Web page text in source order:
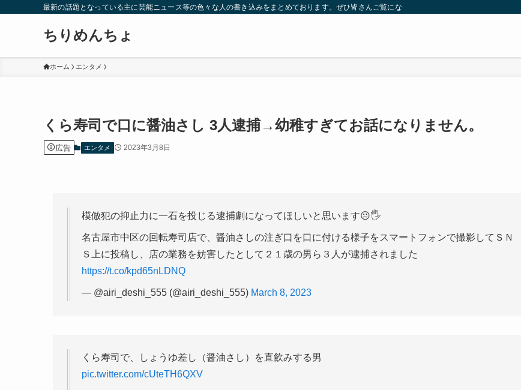
最新の話題となっている主に芸能ニュース等の色々な人の書き込みをまとめております。ぜひ皆さんご覧になっていってください。
ちりめんちょ
ホーム エンタメ
くら寿司で口に醤油さし 3人逮捕→幼稚すぎてお話になりません。
広告 エンタメ 2023年3月8日
模倣犯の抑止力に一石を投じる逮捕劇になってほしいと思います😐🖐
名古屋市中区の回転寿司店で、醤油さしの注ぎ口を口に付ける様子をスマートフォンで撮影してＳＮ
Ｓ上に投稿し、店の業務を妨害したとして２１歳の男ら３人が逮捕されました
https://t.co/kpd65nLDNQ
— @airi_deshi_555 (@airi_deshi_555) March 8, 2023
くら寿司で、しょうゆ差し（醤油さし）を直飲みする男
pic.twitter.com/cUteTH6QXV